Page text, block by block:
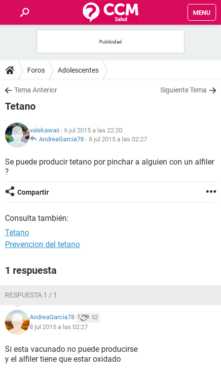
MENU
FOROS
SALUD
NUTRICIÓN
BIENESTAR
SEXUALIDAD
GLOSARIO
Foros Adolescentes
Tema Anterior Siguiente Tema
Tetano
valekawaii - 6 jul 2015 a las 22:20
AndreaGarcia78 - 8 jul 2015 a las 02:27
Se puede producir tetano por pinchar a alguien con un alfiler
?
Compartir
Consulta también:
Tetano
Prevencion del tetano
1 respuesta
RESPUESTA 1 / 1
AndreaGarcia78 53
8 jul 2015 a las 02:27
Si esta vacunado no puede producirse
y el alfiler tiene que estar oxidado